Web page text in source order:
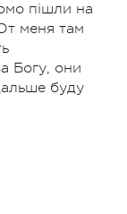
пішли на
меня там
Богу, они
буду